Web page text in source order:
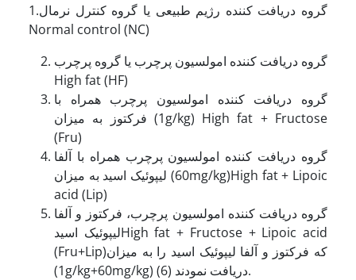
1.گروه دریافت کننده رژیم طبیعی یا گروه کنترل نرمال
Normal control (NC)
گروه دریافت کننده امولسیون پرچرب یا گروه پرچرب
High fat (HF)
گروه دریافت کننده امولسیون پرچرب همراه با
فرکتوز به میزان (1g/kg) High fat + Fructose
(Fru)
گروه دریافت کننده امولسیون پرچرب همراه با آلفا
لیپوئیک اسید به میزان (60mg/kg)High fat + Lipoic
acid (Lip)
گروه دریافت کننده امولسیون پرچرب، فرکتوز و آلفا
لیپوئیک اسیدHigh fat + Fructose + Lipoic acid
(Fru+Lip)که فرکتوز و آلفا لیپوئیک اسید را به میزان
(1g/kg+60mg/kg) دریافت نمودند (6).